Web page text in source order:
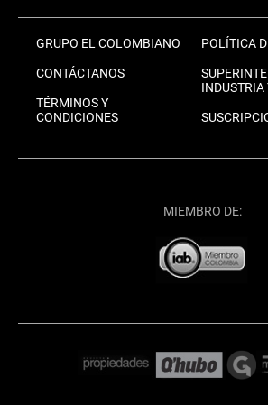
GRUPO EL COLOMBIANO
CONTÁCTANOS
TÉRMINOS Y
CONDICIONES
POLÍTICA
INDUSTRIA
MIEMBRO DE: